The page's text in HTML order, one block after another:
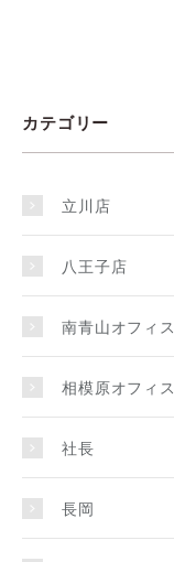
カテゴリー
立川店
八王子店
南青山オフィス
相模原オフィス
社長
長岡